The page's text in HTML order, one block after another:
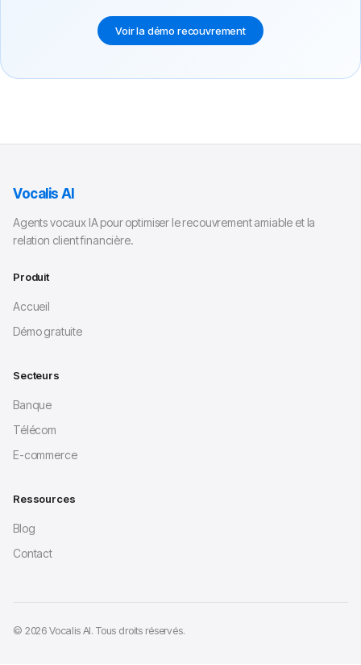
Voir la démo recouvrement
Vocalis AI
Agents vocaux IA pour optimiser le recouvrement amiable et la
relation client financière.
Produit
Accueil
Démo gratuite
Secteurs
Banque
Télécom
E-commerce
Ressources
Blog
Contact
© 2026 Vocalis AI. Tous droits réservés.